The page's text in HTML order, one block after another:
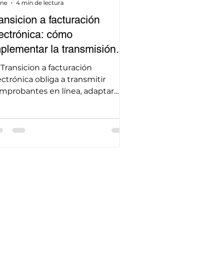
a facturación
cómo
la transmisión
y evitar sanciones
SRI
Transicion a facturación
obliga a transmitir
en línea, adaptar
y fortalecer el cumplimiento
4 min de lectura